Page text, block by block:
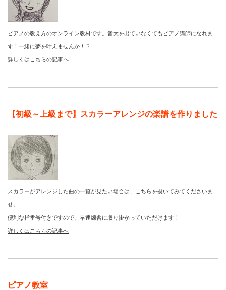
ピアノの教え方のオンライン教材です。音大を出ていなくてもピアノ講師になれま
す！一緒に夢を叶えませんか！？
詳しくはこちらの記事へ
【初級～上級まで】スカラーアレンジの楽譜を作りました
スカラーがアレンジした曲の一覧が見たい場合は、こちらを覗いてみてくださいま
せ。
便利な指番号付きですので、早速練習に取り掛かっていただけます！
詳しくはこちらの記事へ
ピアノ教室